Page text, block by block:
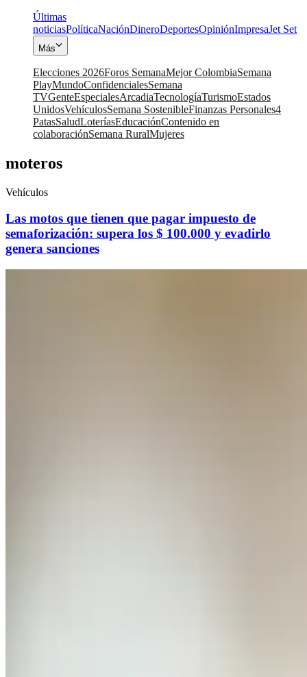
Últimas
noticiasPolíticaNaciónDineroDeportesOpiniónImpresaJet Set
Más
Elecciones 2026Foros SemanaMejor ColombiaSemana
PlayMundoConfidencialesSemana
TVGenteEspecialesArcadiaTecnologíaTurismoEstados
UnidosVehículosSemana SostenibleFinanzas Personales4
PatasSaludLoteríasEducaciónContenido en
colaboraciónSemana RuralMujeres
moteros
Vehículos
Las motos que tienen que pagar impuesto de
semaforización: supera los $ 100.000 y evadirlo
genera sanciones